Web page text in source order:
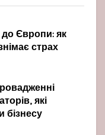
Європи: як
страх
які
бізнесу